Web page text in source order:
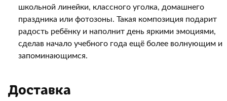
школьной линейки, классного уголка, домашнего
праздника или фотозоны. Такая композиция подарит
радость ребёнку и наполнит день яркими эмоциями,
сделав начало учебного года ещё более волнующим и
запоминающимся.
Доставка